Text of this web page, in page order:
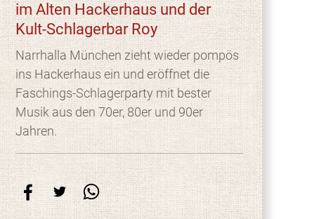
im Alten Hackerhaus und der
Kult-Schlagerbar Roy
Narrhalla München zieht wieder pompös
ins Hackerhaus ein und eröffnet die
Faschings-Schlagerparty mit bester
Musik aus den 70er, 80er und 90er
Jahren.